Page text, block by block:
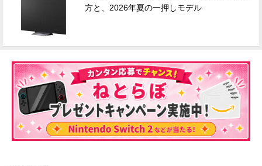
方と、2026年夏の一押しモデル